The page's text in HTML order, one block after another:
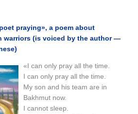
praying», a poem about
warriors (is voiced by the author —
«I can only pray all the time.
I can only pray all the time.
My son and his team are in
Bakhmut now.
I cannot sleep.